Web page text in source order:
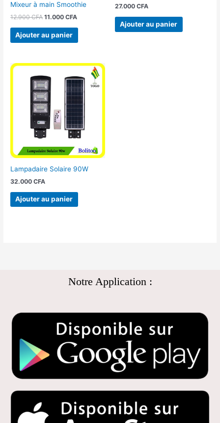
Mixeur à main Smoothie
12.900CFA 11.000CFA
Ajouter au panier
27.000 CFA
Ajouter au panier
Lampadaire Solaire 90W
32.000CFA
Ajouter au panier
Notre Application :